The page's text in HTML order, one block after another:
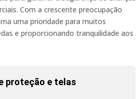
Com a crescente preocupação
uma prioridade para muitos
e proporcionando tranquilidade aos
proteção e telas